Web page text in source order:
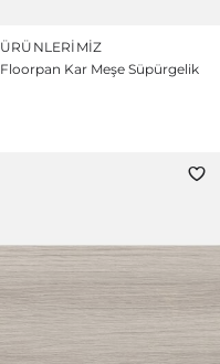
ÜRÜNLERIMIZ
Floorpan Kar Meşe Süpürgelik